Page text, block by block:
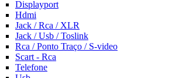
Displayport
Hdmi
Jack / Rca / XLR
Jack / Usb / Toslink
Rca / Ponto Traço / S-video
Scart - Rca
Telefone